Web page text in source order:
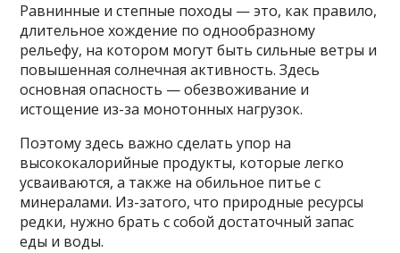
Равнинные и степные походы — это, как правило,
длительное хождение по однообразному
рельефу, на котором могут быть сильные ветры и
повышенная солнечная активность. Здесь
основная опасность — обезвоживание и
истощение из-за монотонных нагрузок.
Поэтому здесь важно сделать упор на
высококалорийные продукты, которые легко
усваиваются, а также на обильное питье с
минералами. Из-затого, что природные ресурсы
редки, нужно брать с собой достаточный запас
еды и воды.